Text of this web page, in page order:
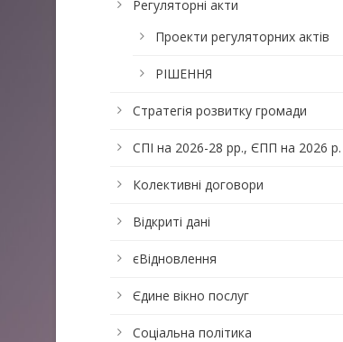
Регуляторні акти
Проекти регуляторних актів
РІШЕННЯ
Стратегія розвитку громади
СПІ на 2026-28 рр., ЄПП на 2026 р.
Колективні договори
Відкриті дані
єВідновлення
Єдине вікно послуг
Соціальна політика